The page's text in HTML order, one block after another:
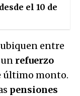
el 10 de
entre
refuerzo
último monto.
pensiones